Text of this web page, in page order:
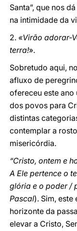
Santa”, que nos
na intimidade da
2. «Virão adorar-
terra!».
Sobretudo aqui,
afluxo de
ofereceu este ano
dos povos para
distintas
contemplar a
misericórdia.
“Cristo, ontem e
A Ele pertence o
glória e o poder /
Pascal). Sim, este
horizonte da
elevar a Cristo,